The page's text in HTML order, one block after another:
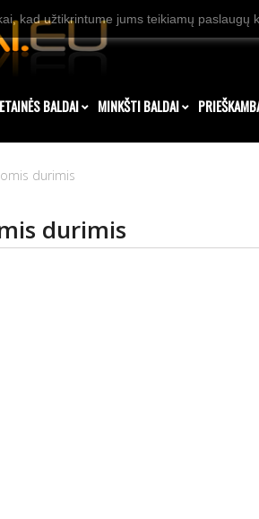
BALDAI MINKŠTI BALDAI
durimis
durimis
kad užtikrintume jums teikiamų